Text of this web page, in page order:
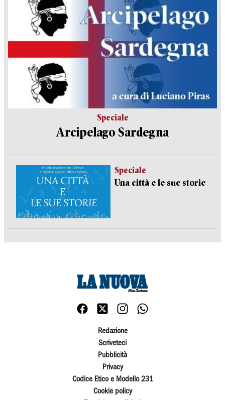
Speciale
Arcipelago Sardegna
Speciale
Una città e le sue storie
Redazione
Scriveteci
Pubblicità
Privacy
Codice Etico e Modello 231
Cookie policy